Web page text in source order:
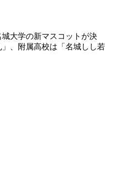
城大学の新マスコットが決
、附属高校は「名城しし若